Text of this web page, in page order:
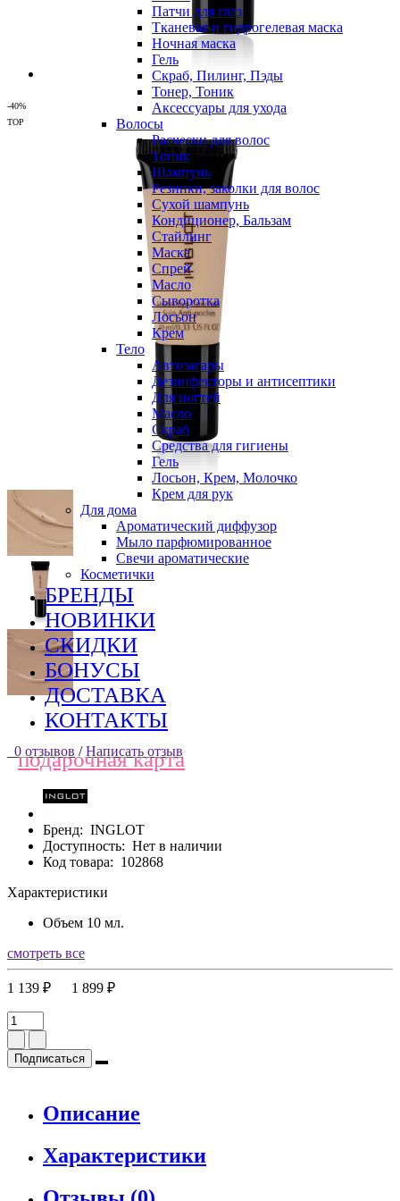
Патчи для глаз
Тканевая и гидрогелевая маска
Ночная маска
Гель
Скраб, Пилинг, Пэды
Тонер, Тоник
Аксессуары для ухода
Волосы
Расчески для волос
Тоник
Шампунь
Резинки, заколки для волос
Сухой шампунь
Кондиционер, Бальзам
Стайлинг
Маска
Спрей
Масло
Сыворотка
Лосьон
Крем
Тело
Автозагары
Дезинфекторы и антисептики
Для ногтей
Масло
Скраб
Средства для гигиены
Гель
Лосьон, Крем, Молочко
Крем для рук
Для дома
Ароматический диффузор
Мыло парфюмированное
Свечи ароматические
Косметички
БРЕНДЫ
НОВИНКИ
СКИДКИ
БОНУСЫ
ДОСТАВКА
КОНТАКТЫ
подарочная карта
-40%
TOP
0 отзывов / Написать отзыв
Бренд: INGLOT
Доступность: Нет в наличии
Код товара: 102868
Характеристики
Объем 10 мл.
смотреть все
1 139 ₽ 1 899 ₽
Подписаться
Описание
Характеристики